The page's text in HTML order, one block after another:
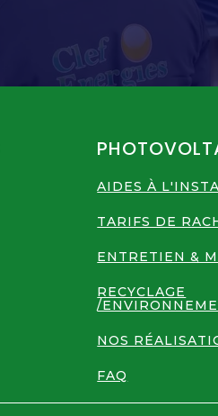
AIDES À
TARIFS DE
ENTRETIEN &
RECYCLAGE
/
NOS
FAQ